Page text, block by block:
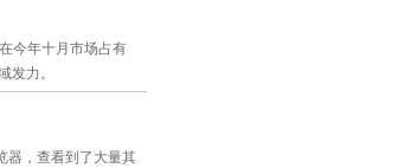
今年十月市场占有
发力。
器，查看到了大量其